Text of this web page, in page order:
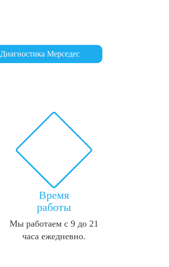
Диагностика Мерседес
Время
работы
Мы работаем с 9 до 21
часа ежедневно.